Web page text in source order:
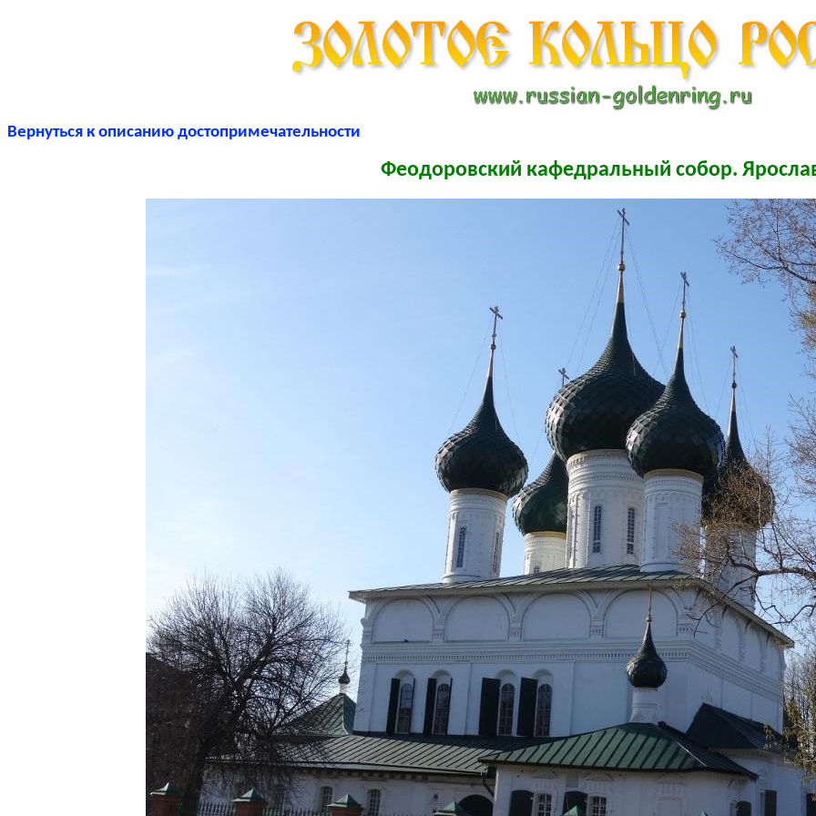
Вернуться к описанию достопримечательности
Феодоровский кафедральный собор.